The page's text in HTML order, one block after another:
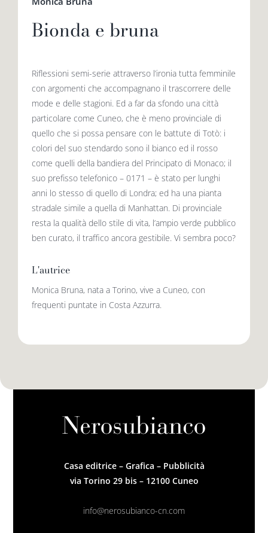
Bionda e bruna
Riflessioni semi-serie attraverso l’ironia tutta femminile
con argomenti che accompagnano il trascorrere delle
mode e delle stagioni. Ed a far da sfondo una città
particolare come Cuneo, che è meno provinciale di
quello che si possa pensare con le battute di Totò: i
colori del suo stendardo sono il bianco ed il rosso
come quelli della bandiera del Principato di Monaco; il
suo prefisso telefonico – 0171 – è stato per lunghi
anni lo stesso di quello di Londra; ed ha una pianta
stradale simile a quella di Manhattan. Di provinciale
resta la qualità dello stile di vita, l’ampio verde pubblico
ben curato, il traffico ancora gestibile. Vi sembra poco?
L'autrice
Monica Bruna, nata a Torino, vive a Cuneo, con
frequenti puntate in Costa Azzurra.
Casa editrice – Grafica – Pubblicità
via Torino 29 bis – 12100 Cuneo
info@nerosubianco-cn.com